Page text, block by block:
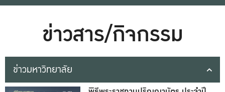
ข่าวสาร/กิจกรรม
ข่าวมหาวิทยาลัย